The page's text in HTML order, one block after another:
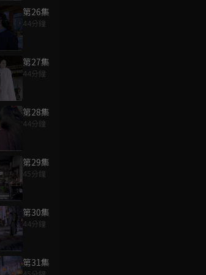
第26集
44分鐘
第27集
44分鐘
第28集
44分鐘
第29集
45分鐘
第30集
44分鐘
第31集